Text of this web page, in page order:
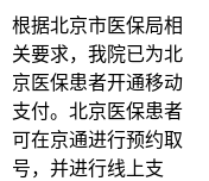
根据北京市医保局相
关要求，我院已为北
京医保患者开通移动
支付。北京医保患者
可在京通进行预约取
号，并进行线上支